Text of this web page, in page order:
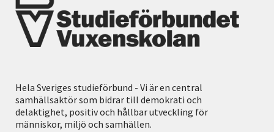
Hela Sveriges studieförbund - Vi är en central
samhällsaktör som bidrar till demokrati och
delaktighet, positiv och hållbar utveckling för
människor, miljö och samhällen.